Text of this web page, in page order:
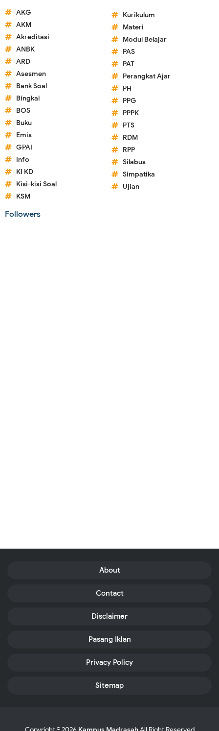
AKG
AKM
Akreditasi
ANBK
ARD
Asesmen
Bank Soal
Bingkai
BOS
Buku
Emis
GPAI
Info
KI KD
Kisi-kisi Soal
KSM
Kurikulum
Materi
Modul Belajar
PAS
PAT
Perangkat Ajar
PH
PPG
PPPK
PTS
RDM
RPP
Silabus
Simpatika
Ujian
Followers
About
Contact
Disclaimer
Pasang Iklan
Privacy Policy
Sitemap